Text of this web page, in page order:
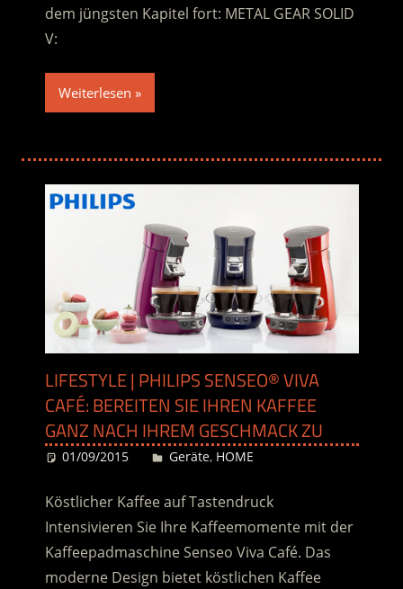
dem jüngsten Kapitel fort: METAL GEAR SOLID
V:
Weiterlesen
LIFESTYLE | PHILIPS SENSEO® VIVA
CAFÉ: BEREITEN SIE IHREN KAFFEE
GANZ NACH IHREM GESCHMACK ZU
01/09/2015 Desiree
Geräte, HOME
Köstlicher Kaffee auf Tastendruck
Intensivieren Sie Ihre Kaffeemomente mit der
Kaffeepadmaschine Senseo Viva Café. Das
moderne Design bietet köstlichen Kaffee